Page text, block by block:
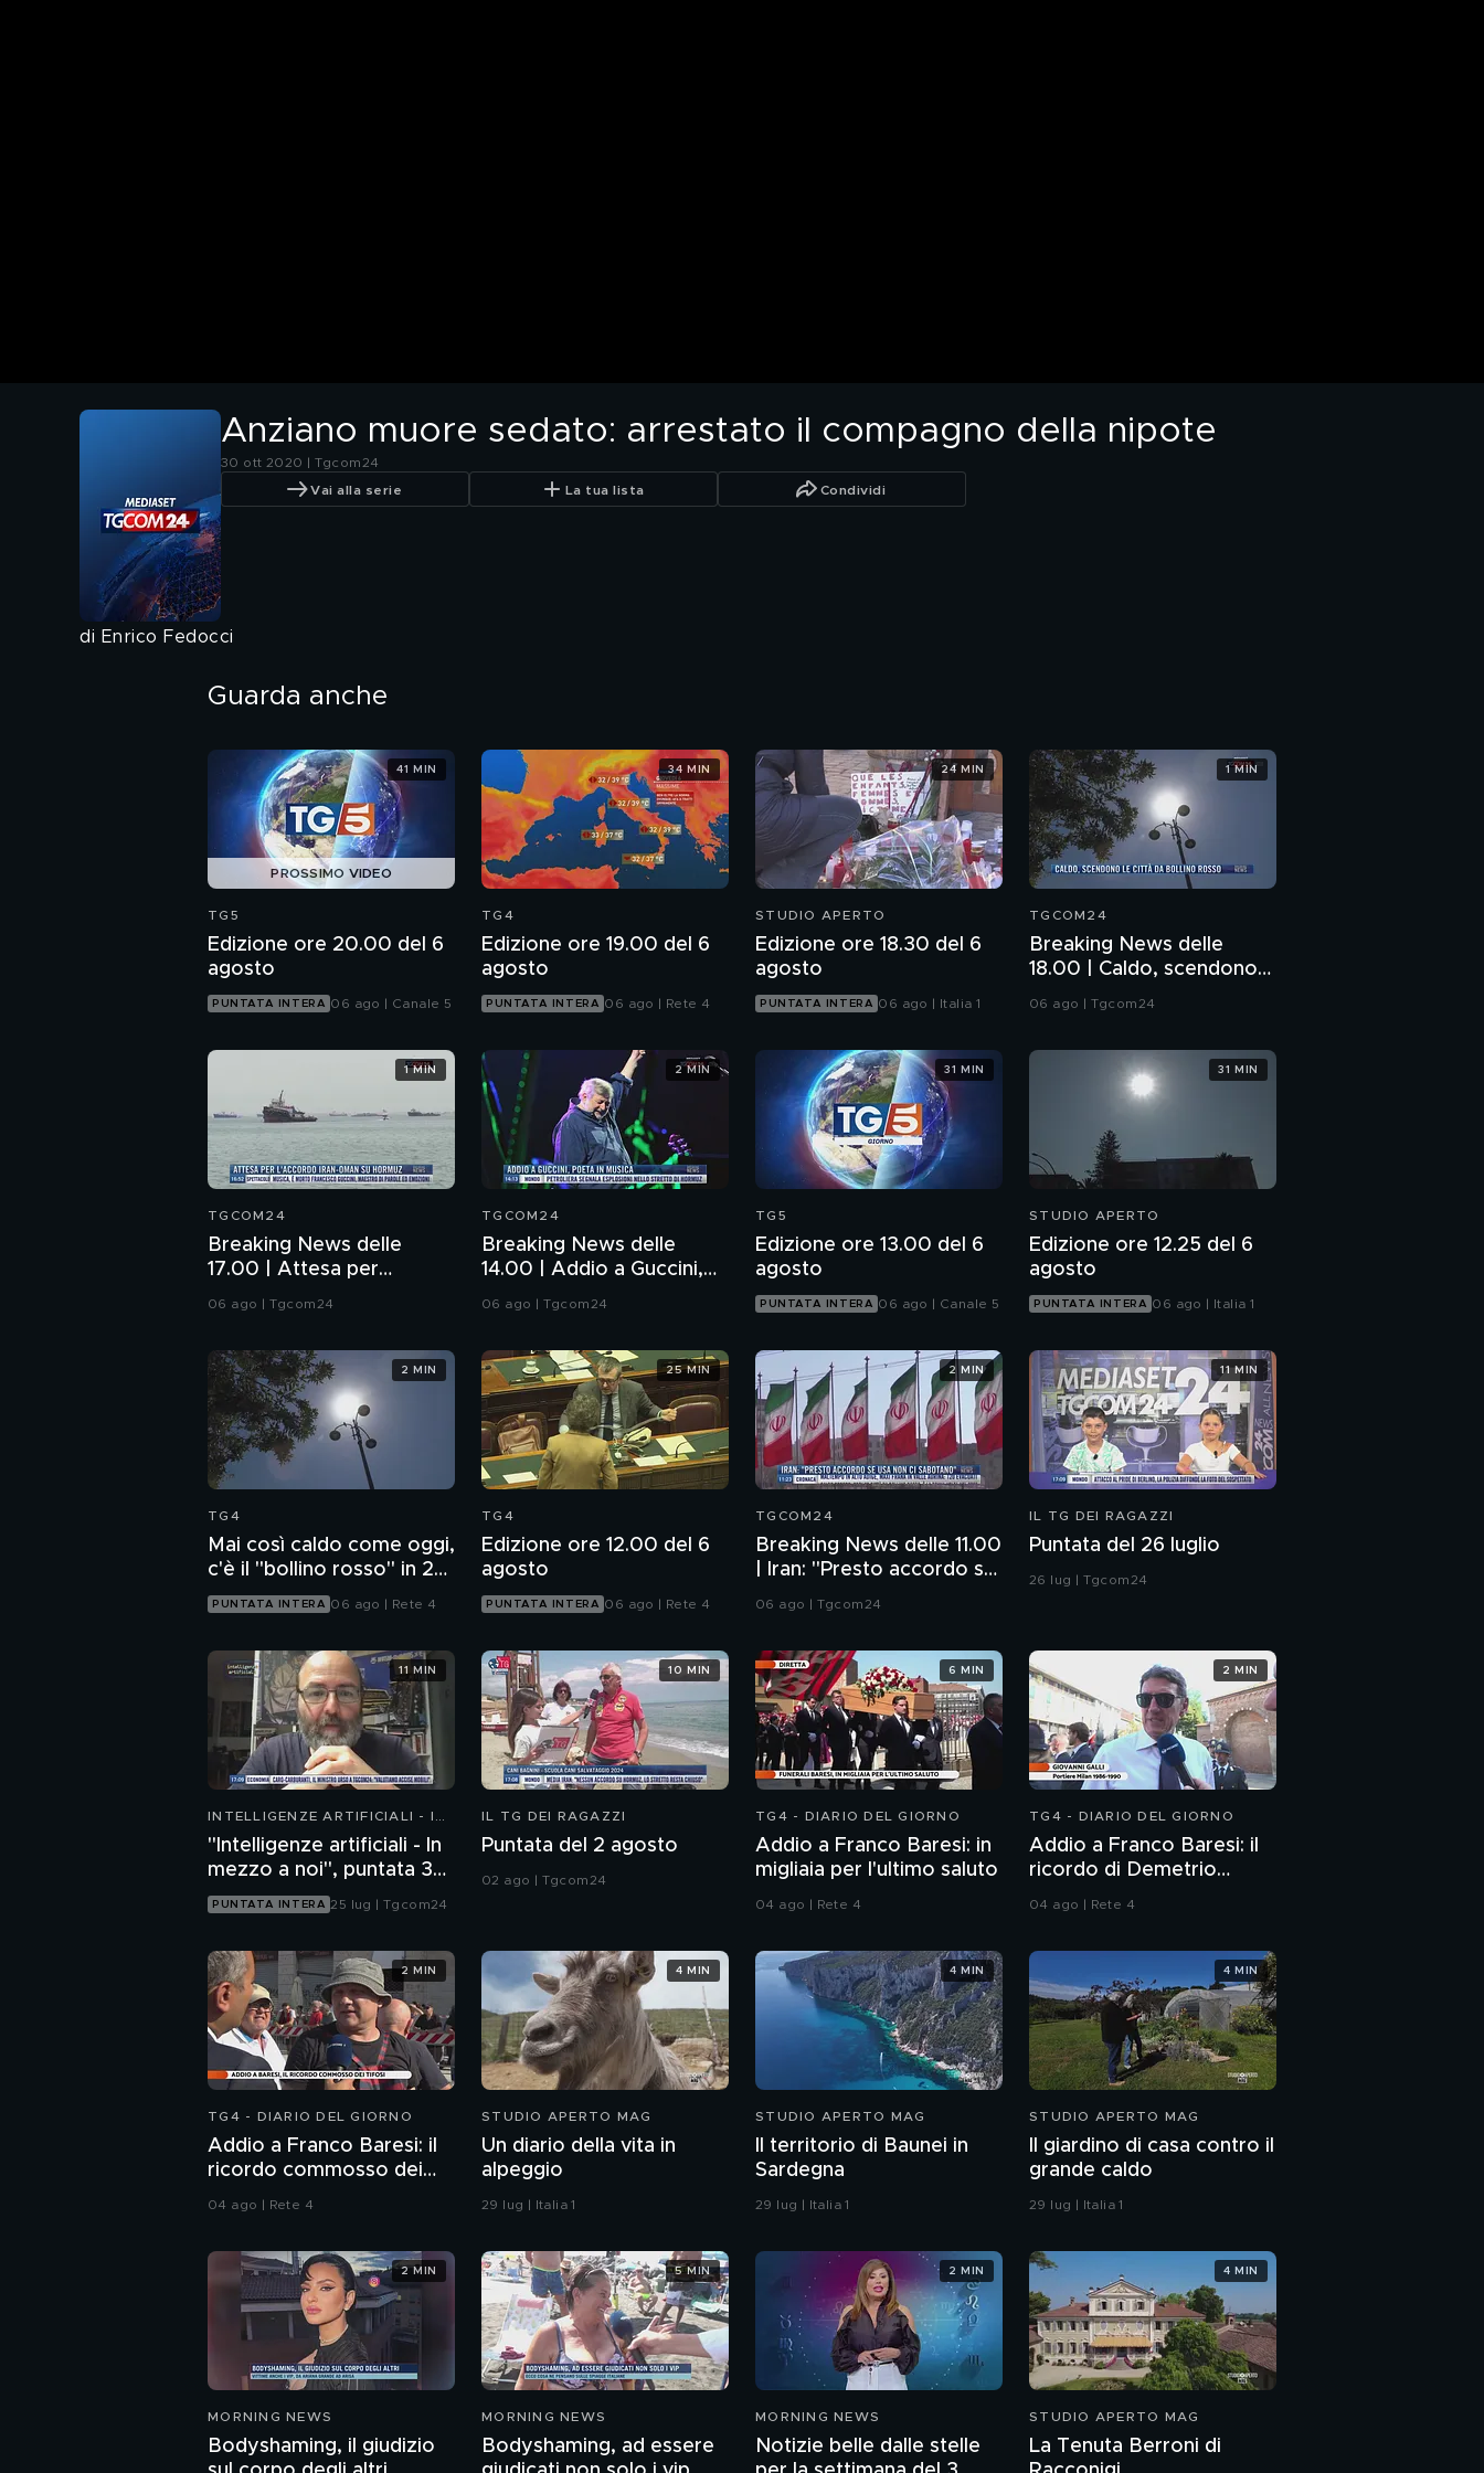
Anziano muore sedato: arrestato il compagno della nipote
30 ott 2020 | Tgcom24
Vai alla serie La tua lista Condividi
di Enrico Fedocci
Guarda anche
PROSSIMO VIDEO
TG5
Edizione ore 20.00 del 6
agosto
PUNTATA INTERA 06 ago | Canale 5
41 MIN
TG4
Edizione ore 19.00 del 6
agosto
PUNTATA INTERA 06 ago | Rete 4
34 MIN
STUDIO APERTO
Edizione ore 18.30 del 6
agosto
PUNTATA INTERA 06 ago | Italia 1
24 MIN
TGCOM24
Breaking News delle
18.00 | Caldo, scendono
le città da bollino rosso
06 ago | Tgcom24
1 MIN
TGCOM24
Breaking News delle
17.00 | Attesa per
l'accordo Iran-Oman su
06 ago | Tgcom24
1 MIN
TGCOM24
Breaking News delle
14.00 | Addio a Guccini,
poeta in musica
06 ago | Tgcom24
2 MIN
TG5
Edizione ore 13.00 del 6
agosto
PUNTATA INTERA 06 ago | Canale 5
31 MIN
STUDIO APERTO
Edizione ore 12.25 del 6
agosto
PUNTATA INTERA 06 ago | Italia 1
31 MIN
TG4
Mai così caldo come oggi,
c'è il "bollino rosso" in 27
città
PUNTATA INTERA 06 ago | Rete 4
2 MIN
TG4
Edizione ore 12.00 del 6
agosto
PUNTATA INTERA 06 ago | Rete 4
25 MIN
TGCOM24
Breaking News delle 11.00
| Iran: "Presto accordo se
Usa non ci sabotano"
06 ago | Tgcom24
2 MIN
IL TG DEI RAGAZZI
Puntata del 26 luglio
26 lug | Tgcom24
11 MIN
INTELLIGENZE ARTIFICIALI - IN
"Intelligenze artificiali - In
mezzo a noi", puntata 35:
il progetto Glasswing
PUNTATA INTERA 25 lug | Tgcom24
11 MIN
IL TG DEI RAGAZZI
Puntata del 2 agosto
02 ago | Tgcom24
10 MIN
TG4 - DIARIO DEL GIORNO
Addio a Franco Baresi: in
migliaia per l'ultimo saluto
04 ago | Rete 4
6 MIN
TG4 - DIARIO DEL GIORNO
Addio a Franco Baresi: il
ricordo di Demetrio
Albertini, Clarence
04 ago | Rete 4
2 MIN
TG4 - DIARIO DEL GIORNO
Addio a Franco Baresi: il
ricordo commosso dei
04 ago | Rete 4
2 MIN
STUDIO APERTO MAG
Un diario della vita in
alpeggio
29 lug | Italia 1
4 MIN
STUDIO APERTO MAG
Il territorio di Baunei in
Sardegna
29 lug | Italia 1
4 MIN
STUDIO APERTO MAG
Il giardino di casa contro il
grande caldo
29 lug | Italia 1
4 MIN
MORNING NEWS
Bodyshaming, il giudizio
2 MIN
MORNING NEWS
Bodyshaming, ad essere
5 MIN
MORNING NEWS
Notizie belle dalle stelle
2 MIN
STUDIO APERTO MAG
La Tenuta Berroni di
4 MIN